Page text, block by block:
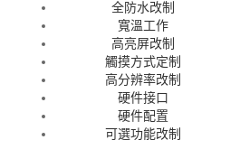
全防水改制
寬溫工作
高亮屏改制
觸摸方式定制
高分辨率改制
硬件接口
硬件配置
可選功能改制